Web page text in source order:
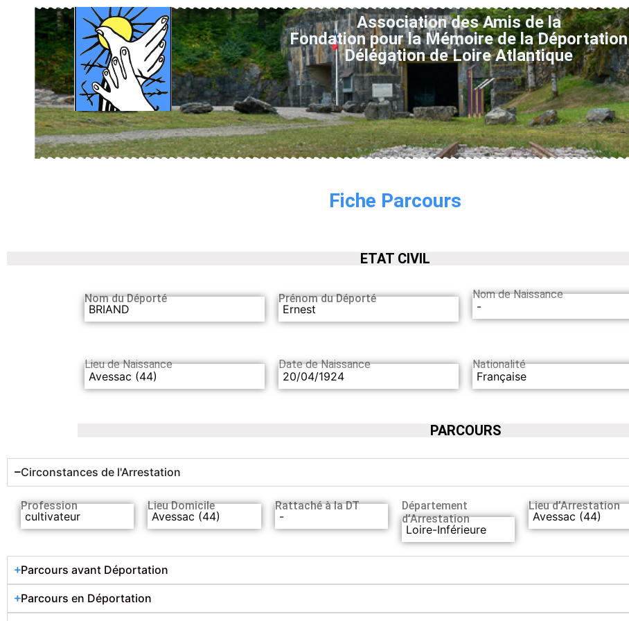
Association des Amis de la
Fondation pour la Mémoire de la Déportation
Délégation de Loire Atlantique
Fiche Parcours
ETAT CIVIL
Nom du Déporté
BRIAND
Prénom du Déporté
Ernest
Nom de Naissance
-
Lieu de Naissance
Avessac (44)
Date de Naissance
20/04/1924
Nationalité
Française
PARCOURS
Circonstances de l'Arrestation
Profession
cultivateur
Lieu Domicile
Avessac (44)
Rattaché à la DT
-
Département
d’Arrestation
Loire-Inférieure
Lieu d’Arrestation
Avessac (44)
Parcours avant Déportation
Parcours en Déportation